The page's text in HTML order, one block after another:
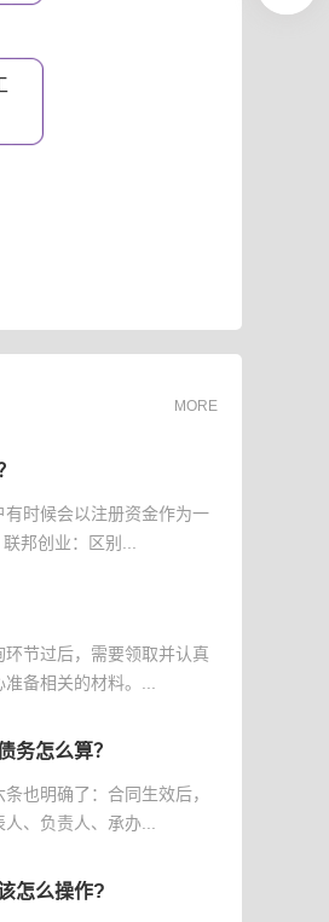
MORE
时候会以注册资金作为一
邦创业：区别...
节过后，需要领取并认真
备相关的材料。...
务怎么算？
也明确了：合同生效后，
、负责人、承办...
怎么操作?